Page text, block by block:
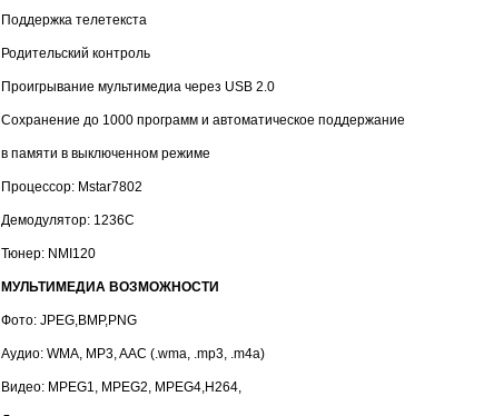
Поддержка телетекста
Родительский контроль
Проигрывание мультимедиа через USB 2.0
Сохранение до 1000 программ и автоматическое поддержание
в памяти в выключенном режиме
Процессор: Mstar7802
Демодулятор: 1236C
Тюнер: NMI120
МУЛЬТИМЕДИА ВОЗМОЖНОСТИ
Фото: JPEG,BMP,PNG
Аудио: WMA, MP3, AAC (.wma, .mp3, .m4a)
Видео: MPEG1, MPEG2, MPEG4,H264,